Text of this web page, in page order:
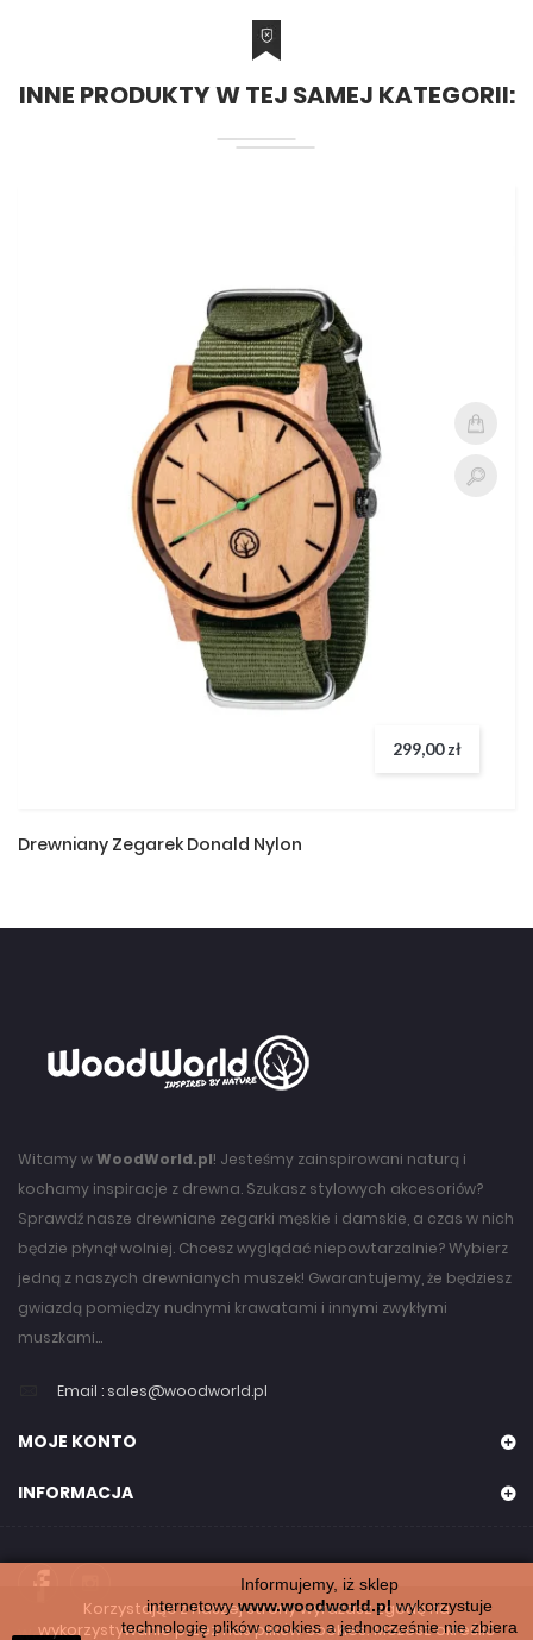
Informujemy, iż sklep
internetowywww.woodworld.plwykorzystuje
technologię plików cookies a jednocześnie nie zbiera
INNE PRODUKTY W TEJ SAMEJ KATEGORII:
299,00 zł
Drewniany Zegarek Donald Nylon
Witamy wWoodWorld.pl! Jesteśmy zainspirowani naturą i
kochamy inspiracje z drewna. Szukasz stylowych akcesoriów?
Sprawdź nasze drewniane zegarki męskie i damskie, a czas w nich
będzie płynął wolniej. Chcesz wyglądać niepowtarzalnie? Wybierz
jedną z naszych drewnianych muszek! Gwarantujemy, że będziesz
gwiazdą pomiędzy nudnymi krawatami i innymi zwykłymi
muszkami...
Email : sales@woodworld.pl
MOJE KONTO
INFORMACJA
WoodWorld.pl. Wszystkie prawa zastrzeżone. 2024
Korzystając z naszej strony wyrażasz zgodę na
wykorzystywanie przez nas plików cookies. Możesz określić